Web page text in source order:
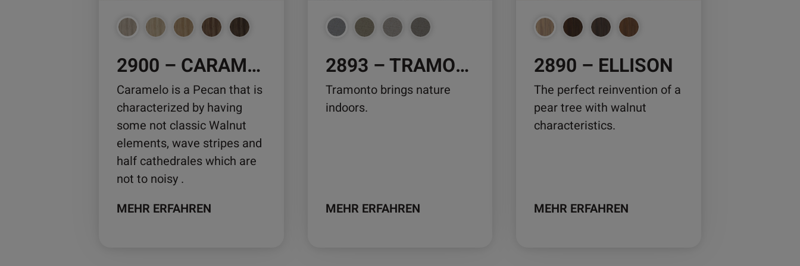
2900 – CARAMELO
Caramelo is a Pecan that is
characterized by having
some not classic Walnut
elements, wave stripes and
half cathedrales which are
not to noisy .
MEHR ERFAHREN
Produktseite
gewählt
werden
2893 – TRAMONTO
Tramonto brings nature
indoors.
MEHR ERFAHREN
Produktseite
gewählt
werden
2890 – ELLISON
The perfect reinvention of a
pear tree with walnut
characteristics.
MEHR ERFAHREN
Produktseite
gewählt
werden